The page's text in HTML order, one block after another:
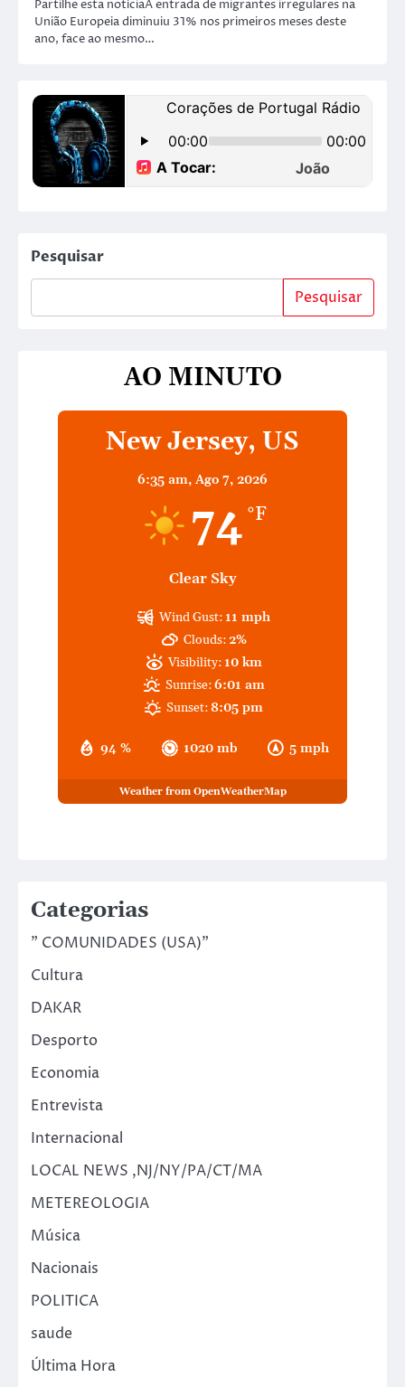
Partilhe esta notíciaA entrada de migrantes irregulares na
União Europeia diminuiu 31% nos primeiros meses deste
ano, face ao mesmo…
Pesquisar
Pesquisar
AO MINUTO
New Jersey, US
6:35 am, Ago 7, 2026
74 °F
Clear Sky
94 % 1020 mb 5 mph
Wind Gust: 11 mph
Clouds:2%
Visibility: 10 km
Sunrise:6:01 am
Sunset:8:05 pm
Weather from OpenWeatherMap
Categorias
" COMUNIDADES (USA)"
Cultura
DAKAR
Desporto
Economia
Entrevista
Internacional
LOCAL NEWS ,NJ/NY/PA/CT/MA
METEREOLOGIA
Música
Nacionais
POLITICA
saude
Última Hora